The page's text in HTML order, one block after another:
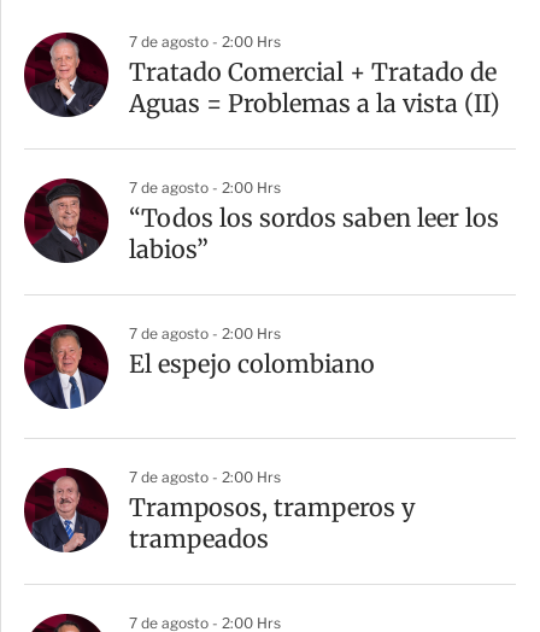
7 de agosto - 2:00 Hrs
Tratado Comercial + Tratado de
Aguas = Problemas a la vista (II)
7 de agosto - 2:00 Hrs
“Todos los sordos saben leer los
labios”
7 de agosto - 2:00 Hrs
El espejo colombiano
7 de agosto - 2:00 Hrs
Tramposos, tramperos y
trampeados
7 de agosto - 2:00 Hrs